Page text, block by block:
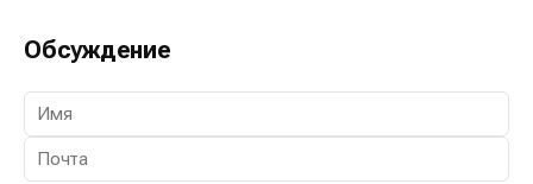
Обсуждение